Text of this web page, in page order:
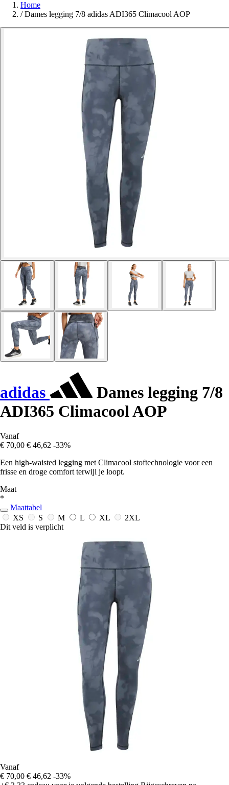
Home
/ Dames legging 7/8 adidas ADI365 Climacool AOP
adidas
Dames legging 7/8
ADI365 Climacool AOP
Vanaf
€ 70,00 € 46,62 -33%
Een high-waisted legging met Climacool stoftechnologie voor een
frisse en droge comfort terwijl je loopt.
Maat
*
Maattabel
XS
S M L XL
2XL
Dit veld is verplicht
Vanaf
€ 70,00 € 46,62 -33%